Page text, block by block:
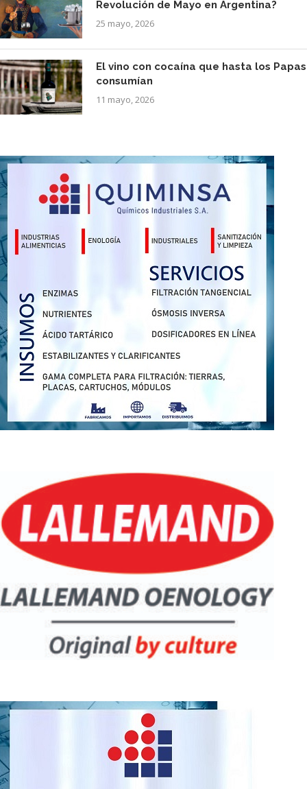
Revolución de Mayo en Argentina?
25 mayo, 2026
El vino con cocaína que hasta los Papas
consumían
11 mayo, 2026